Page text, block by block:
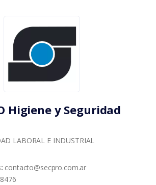
Higiene y Seguridad
LABORAL E INDUSTRIAL
contacto@secpro.com.ar